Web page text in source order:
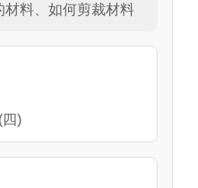
材料、如何剪裁材料
)